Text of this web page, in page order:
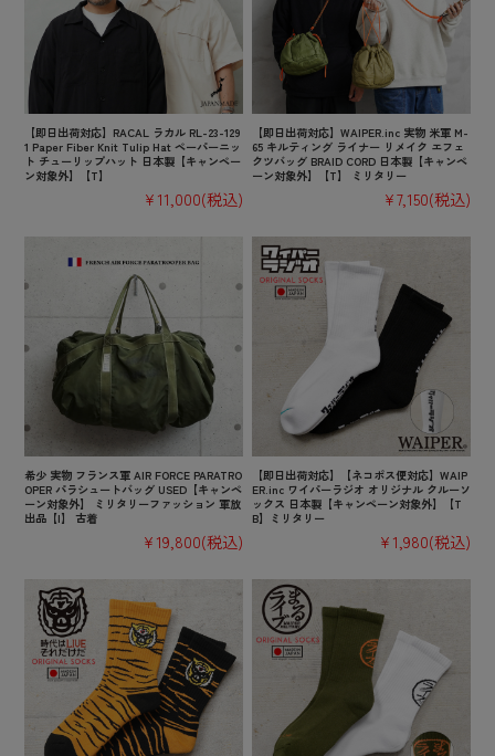
【即日出荷対応】RACAL ラカル RL-23-129
1 Paper Fiber Knit Tulip Hat ペーパーニッ
ト チューリップハット 日本製【キャンペー
ン対象外】【T】
¥11,000(税込)
【即日出荷対応】WAIPER.inc 実物 米軍 M-
65 キルティング ライナー リメイク エフェ
クツバッグ BRAID CORD 日本製【キャンペ
ーン対象外】【T】 ミリタリー
¥7,150(税込)
希少 実物 フランス軍 AIR FORCE PARATRO
OPER パラシュートバッグ USED【キャンペ
ーン対象外】 ミリタリーファッション 軍放
出品【I】 古着
¥19,800(税込)
【即日出荷対応】【ネコポス便対応】WAIP
ER.inc ワイパーラジオ オリジナル クルーソ
ックス 日本製【キャンペーン対象外】【T
B】ミリタリー
¥1,980(税込)